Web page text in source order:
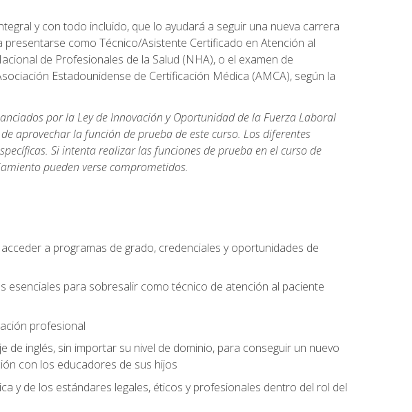
y con todo incluido, que lo ayudará a seguir una nueva carrera
como Técnico/Asistente Certificado en Atención al
de Profesionales de la Salud (NHA), o el examen de
Estadounidense de Certificación Médica (AMCA), según la
por la Ley de Innovación y Oportunidad de la Fuerza Laboral
aprovechar la función de prueba de este curso. Los diferentes
Si intenta realizar las funciones de prueba en el curso de
pueden verse comprometidos.
a programas de grado, credenciales y oportunidades de
esenciales para sobresalir como técnico de atención al paciente
profesional
inglés, sin importar su nivel de dominio, para conseguir un nuevo
con los educadores de sus hijos
y de los estándares legales, éticos y profesionales dentro del rol del